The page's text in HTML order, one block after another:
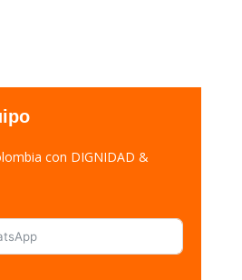
con DIGNIDAD &